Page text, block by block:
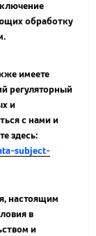
обработку
имеете
регуляторный
и
с нами и
здесь:
subject-
настоящим
в
и